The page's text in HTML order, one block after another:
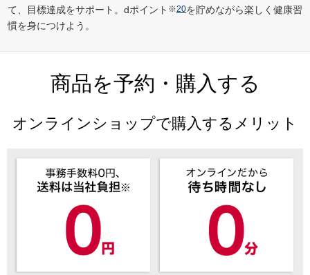
て、目標達成をサポート。dポイント ※20を貯めながら楽しく健康習
慣を身につけよう。
商品を予約・購入する
オンラインショップで購入するメリット